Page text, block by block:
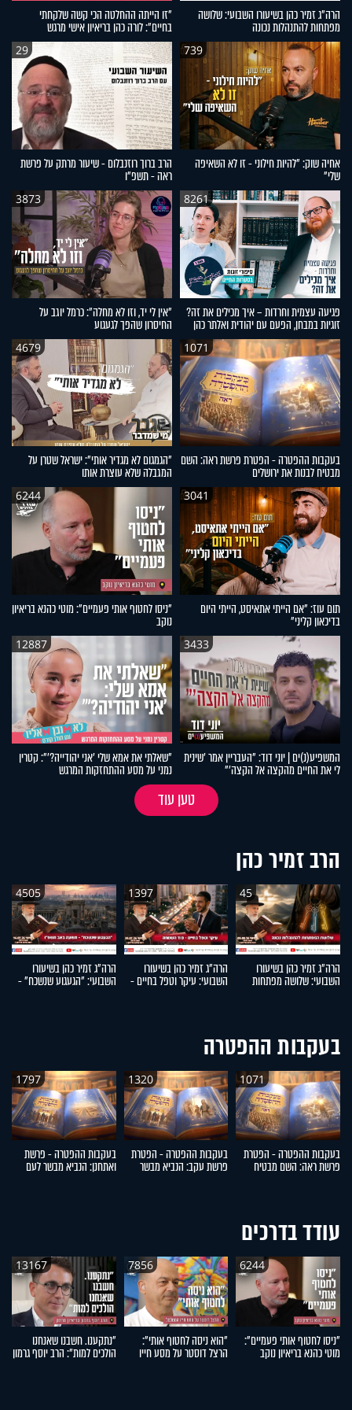
הרה"ג זמיר כהן בשיעורו השבועי: שלושה
מפתחות להתנהלות נכונה
"זו הייתה ההחלטה הכי קשה שלקחתי
בחיים": לורה כהן בריאיון אישי מרגש
739
אחיה שוק: "להיות חילוני - זו לא השאיפה
שלי"
29
הרב ברוך רוזנבלום - שיעור מרתק על פרשת
ראה - תשפ"ו
8261
פגיעה עצמית וחרדות – איך מכילים את זה?
זוגיות במבחן, הפעם עם יהודית ואלתר כהן
3873
"אין לי יד, וזו לא מחלה": כרמל יוגב על
החיסרון שהפך לגעגוע
1071
בעקבות ההפטרה - הפטרת פרשת ראה: השם
מבטיח לבנות את ירושלים
4679
"הגמגום לא מגדיר אותי": ישראל שטרן על
המגבלה שלא עוצרת אותו
3041
תום עוז: "אם הייתי אתאיסט, הייתי היום
בדיכאון קליני"
6244
"ניסו לחטוף אותי פעמיים": מוטי כהנא בריאיון
נוקב
3433
המשפיע(נ)ים | יוני דוד: "העבריין אמר 'שינית
לי את החיים מהקצה אל הקצה'"
12887
"שאלתי את אמא שלי 'אני יהודייה?'": קטרין
נמני על מסע ההתחזקות המרגש
טען עוד
הרב זמיר כהן
45
הרה"ג זמיר כהן בשיעורו
השבועי: שלושה מפתחות
1397
הרה"ג זמיר כהן בשיעורו
השבועי: עיקר וטפל בחיים -
4505
הרה"ג זמיר כהן בשיעורו
השבועי: "הגעגוע שנשכח" -
בעקבות ההפטרה
1071
בעקבות ההפטרה - הפטרת
פרשת ראה: השם מבטיח
1320
בעקבות ההפטרה - הפטרת
פרשת עקב: הנביא מבשר
1797
בעקבות ההפטרה - פרשת
ואתחנן: הנביא מבשר לעם
עודד בדרכים
6244
"ניסו לחטוף אותי פעמיים":
מוטי כהנא בריאיון נוקב
7856
"הוא ניסה לחטוף אותי":
הרצל דוסטר על מסע חייו
13167
"נתקענו. חשבנו שאנחנו
הולכים למות": הרב יוסף גרמון